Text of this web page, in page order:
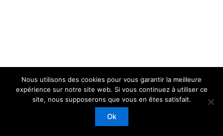
Copyright © 2026 | Propulsé parThème WordPress Astra
Nous utilisons des cookies pour vous garantir la meilleure
expérience sur notre site web. Si vous continuez à utiliser ce
site, nous supposerons que vous en êtes satisfait.
Ok